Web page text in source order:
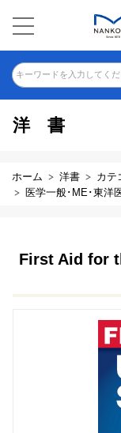
キーワードを入力してく
洋書
ホーム 洋書 カテ
医学一般･ME･東洋
First Aid for